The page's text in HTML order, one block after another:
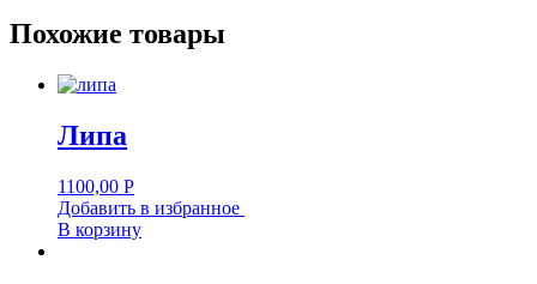
Похожие товары
Липа
1100,00 Р
Добавить в избранное
В корзину